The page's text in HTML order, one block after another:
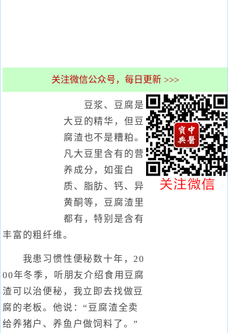
关注微信公众号，每日更新 >>>
豆浆、豆腐是
大豆的精华，但豆
腐渣也不是糟粕。
凡大豆里含有的营
养成分，如蛋白
质、脂肪、钙、异
黄酮等，豆腐渣里
都有，特别是含有
丰富的粗纤维。
我患习惯性便秘数十年，20
00年冬季，听朋友介绍食用豆腐
渣可以治便秘，我立即去找做豆
腐的老板。他说：“豆腐渣全卖
给养猪户、养鱼户做饲料了。”